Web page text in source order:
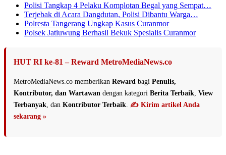
Polisi Tangkap 4 Pelaku Komplotan Begal yang Sempat…
Terjebak di Acara Dangdutan, Polisi Dibantu Warga…
Polresta Tangerang Ungkap Kasus Curanmor
Polsek Jatiuwung Berhasil Bekuk Spesialis Curanmor
HUT RI ke-81 – Reward MetroMediaNews.co
MetroMediaNews.co memberikan Reward bagi Penulis,
Kontributor, dan Wartawan dengan kategori Berita Terbaik View
Terbanyak , dan Kontributor Terbaik ✍️ Kirim artikel Anda
sekarang »